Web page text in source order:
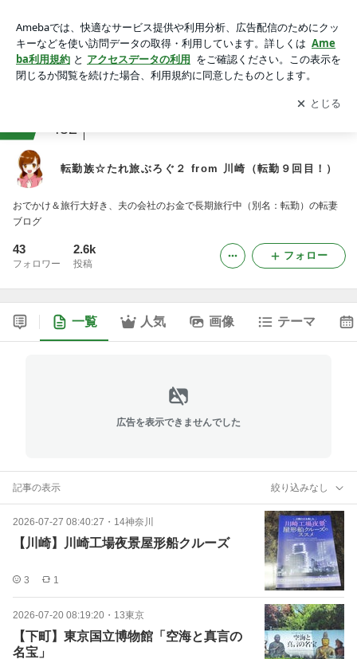
アプリをダウンロードして ブログの更新通知
を受け取りまし
ょう。
開く
452
転勤族☆たれ旅ぶろぐ２ from 川崎（転勤９回目！）
おでかけ＆旅行大好き、夫の会社のお金で長期旅行中（別名：転勤）の転妻
ブログ
43
フォロワー
2.6k
投稿
フォロー
一覧 人気 画像 テーマ
広告を表示できませんでした
記事の表示 絞り込みなし
2026-07-27 08:40:27 ・ 14神奈川
【川崎】川崎工場夜景屋形船クルーズ
3 1
2026-07-20 08:19:20 ・ 13東京
【下町】東京国立博物館「空海と真言の
名宝」